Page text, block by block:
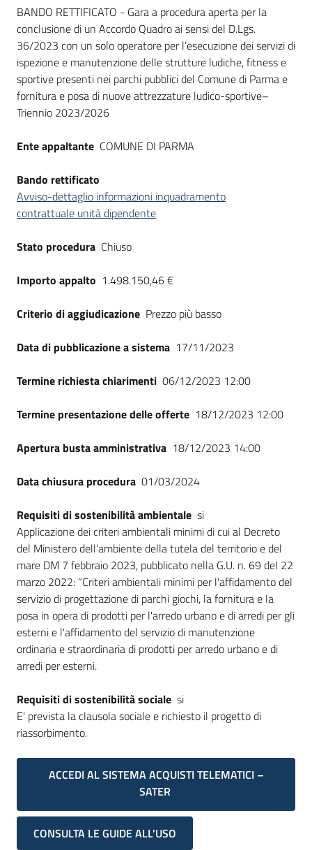
Dati del bando
BANDO RETTIFICATO - Gara a procedura aperta per la
conclusione di un Accordo Quadro ai sensi del D.Lgs.
36/2023 con un solo operatore per l’esecuzione dei servizi di
ispezione e manutenzione delle strutture ludiche, fitness e
sportive presenti nei parchi pubblici del Comune di Parma e
fornitura e posa di nuove attrezzature ludico-sportive–
Triennio 2023/2026
Ente appaltante COMUNE DI PARMA
Bando rettificato
Avviso-dettaglio informazioni inquadramento
contrattuale unità dipendente
Stato procedura Chiuso
Importo appalto 1.498.150,46 €
Criterio di aggiudicazione Prezzo più basso
Data di pubblicazione a sistema 17/11/2023
Termine richiesta chiarimenti 06/12/2023 12:00
Termine presentazione delle offerte 18/12/2023 12:00
Apertura busta amministrativa 18/12/2023 14:00
Data chiusura procedura 01/03/2024
Requisiti di sostenibilità ambientale si
Applicazione dei criteri ambientali minimi di cui al Decreto
del Ministero dell’ambiente della tutela del territorio e del
mare DM 7 febbraio 2023, pubblicato nella G.U. n. 69 del 22
marzo 2022: “Criteri ambientali minimi per l'affidamento del
servizio di progettazione di parchi giochi, la fornitura e la
posa in opera di prodotti per l'arredo urbano e di arredi per gli
esterni e l'affidamento del servizio di manutenzione
ordinaria e straordinaria di prodotti per arredo urbano e di
arredi per esterni.
Requisiti di sostenibilità sociale si
E' prevista la clausola sociale e richiesto il progetto di
riassorbimento.
ACCEDI AL SISTEMA ACQUISTI TELEMATICI –
SATER
CONSULTA LE GUIDE ALL'USO